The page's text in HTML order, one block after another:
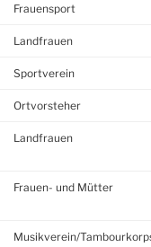
Frauensport
Landfrauen
Sportverein
Ortvorsteher
Landfrauen
Frauen- und Mütter
Musikverein/